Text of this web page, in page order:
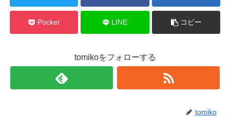
Pocket LINE コピー
tomikoをフォローする
tomiko